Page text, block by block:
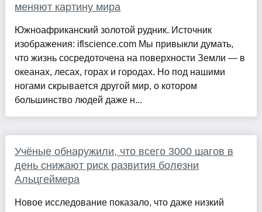
меняют картину мира
Южноафриканский золотой рудник. Источник
изображения: iflscience.com Мы привыкли думать,
что жизнь сосредоточена на поверхности Земли — в
океанах, лесах, горах и городах. Но под нашими
ногами скрывается другой мир, о котором
большинство людей даже н...
Учёные обнаружили, что всего 3000 шагов в
день снижают риск развития болезни
Альцгеймера
Новое исследование показало, что даже низкий